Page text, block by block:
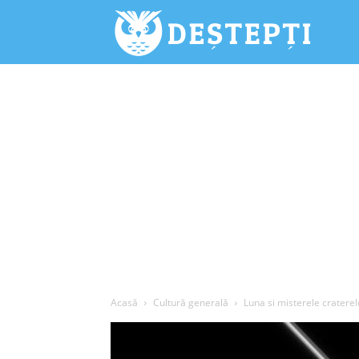
Acasă Cultură generală Luna si misterele